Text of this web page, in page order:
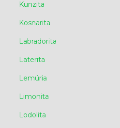
Kunzita
Kosnarita
Labradorita
Laterita
Lemúria
Limonita
Lodolita